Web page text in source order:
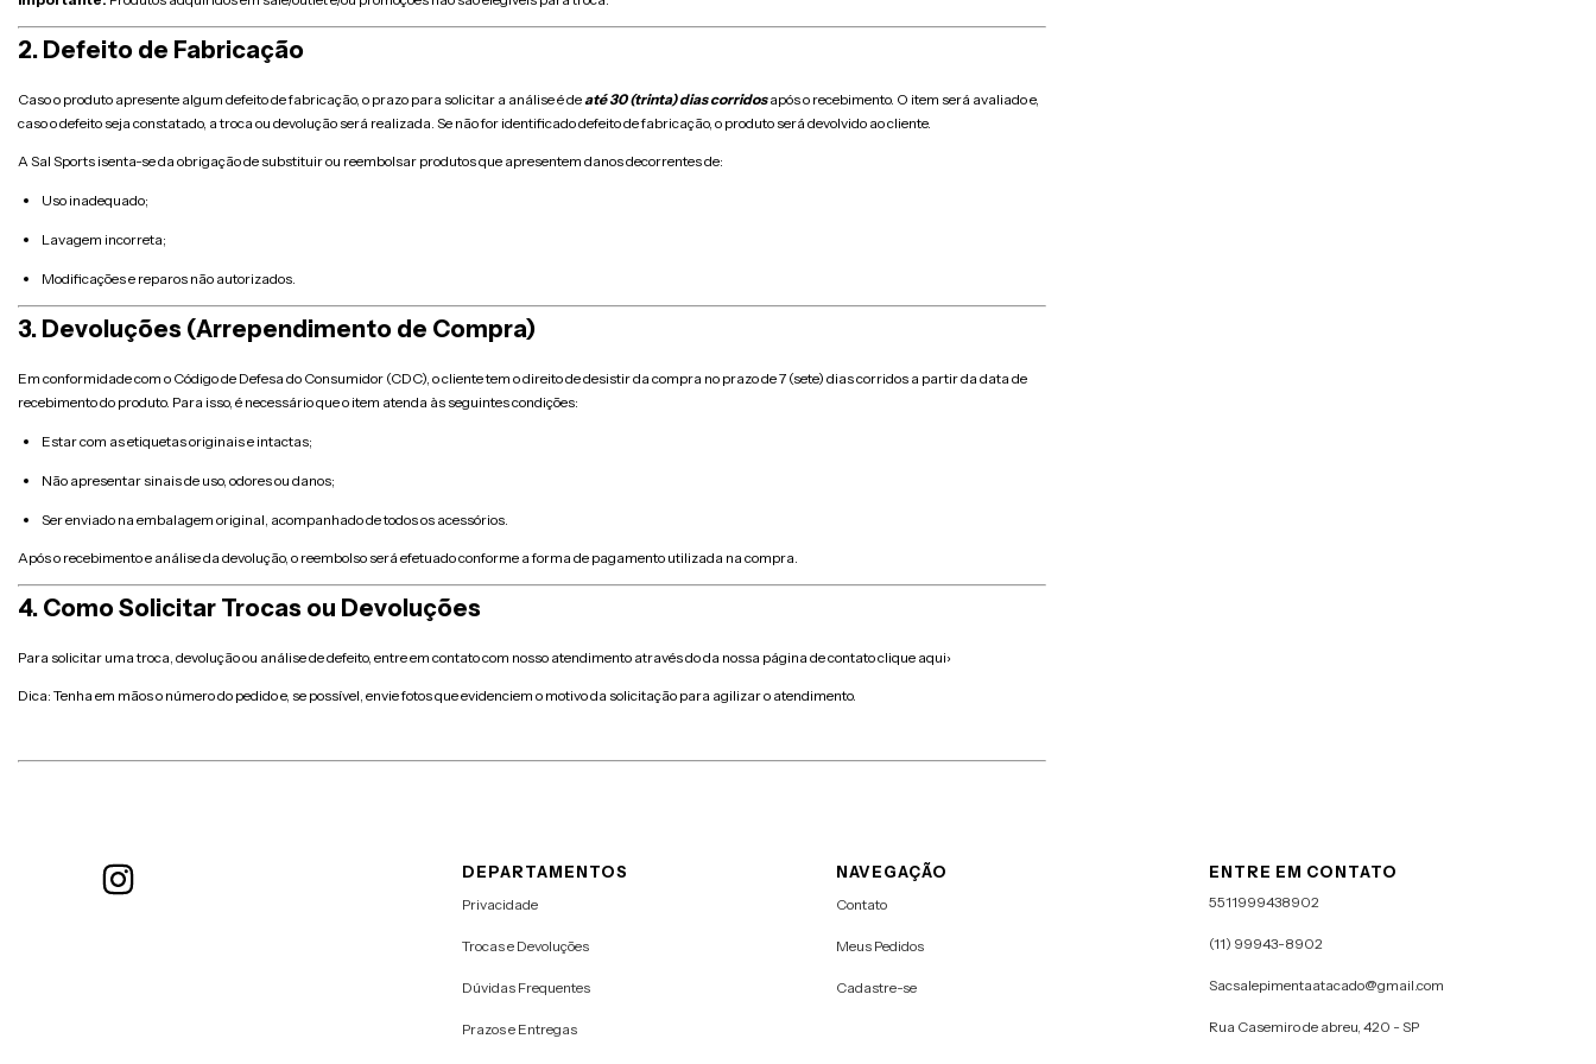
2. Defeito de Fabricação
Caso o produto apresente algum defeito de fabricação, o prazo para solicitar a análise é deaté 30 (trinta) dias corridosapós o recebimento. O item será avaliado e,
caso o defeito seja constatado, a troca ou devolução será realizada. Se não for identificado defeito de fabricação, o produto será devolvido ao cliente.
A Sal Sports isenta-se da obrigação de substituir ou reembolsar produtos que apresentem danos decorrentes de:
Uso inadequado;
Lavagem incorreta;
Modificações e reparos não autorizados.
3. Devoluções (Arrependimento de Compra)
Em conformidade com o Código de Defesa do Consumidor (CDC), o cliente tem o direito de desistir da compra no prazo de 7 (sete) dias corridos a partir da data de
recebimento do produto. Para isso, é necessário que o item atenda às seguintes condições:
Estar com as etiquetas originais e intactas;
Não apresentar sinais de uso, odores ou danos;
Ser enviado na embalagem original, acompanhado de todos os acessórios.
Após o recebimento e análise da devolução, o reembolso será efetuado conforme a forma de pagamento utilizada na compra.
4. Como Solicitar Trocas ou Devoluções
Para solicitar uma troca, devolução ou análise de defeito, entre em contato com nosso atendimento através do da nossa página de contatoclique aqui›
Dica: Tenha em mãos o número do pedido e, se possível, envie fotos que evidenciem o motivo da solicitação para agilizar o atendimento.
DEPARTAMENTOS
Privacidade
Trocas e Devoluções
Dúvidas Frequentes
Prazos e Entregas
NAVEGAÇÃO
Contato
Meus Pedidos
Cadastre-se
ENTRE EM CONTATO
5511999438902
(11) 99943-8902
Sacsalepimentaatacado@gmail.com
Rua Casemiro de abreu, 420 - SP